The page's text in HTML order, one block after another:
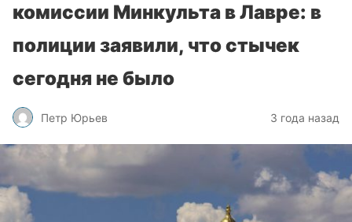
комиссии Минкульта в Лавре: в
полиции заявили, что стычек
сегодня не было
Петр Юрьев 3 года назад